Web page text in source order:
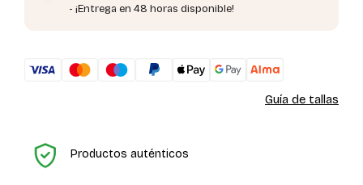
- ¡Entrega en 48 horas disponible!
Guía de tallas
Productos auténticos